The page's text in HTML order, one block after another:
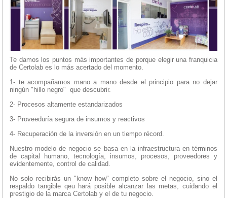
Te damos los puntos más importantes de porque elegir una franquicia
de Certolab es lo más acertado del momento.
1- te acompañamos mano a mano desde el principio para no dejar
ningún "hillo negro" que descubrir.
2- Procesos altamente estandarizados
3- Proveeduría segura de insumos y reactivos
4- Recuperación de la inversión en un tiempo récord.
Nuestro modelo de negocio se basa en la infraestructura en términos
de capital humano, tecnología, insumos, procesos, proveedores y
evidentemente, control de calidad.
No solo recibirás un "know how" completo sobre el negocio, sino el
respaldo tangible qeu hará posible alcanzar las metas, cuidando el
prestigio de la marca Certolab y el de tu negocio.